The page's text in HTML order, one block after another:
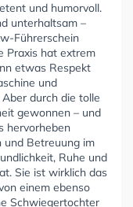
und humorvoll.
unterhaltsam –
Führerschein
Praxis hat extrem
etwas Respekt
und
durch die tolle
gewonnen – und
hervorheben
und Betreuung im
Ruhe und
Sie ist wirklich das
einem ebenso
Schwiegertochter